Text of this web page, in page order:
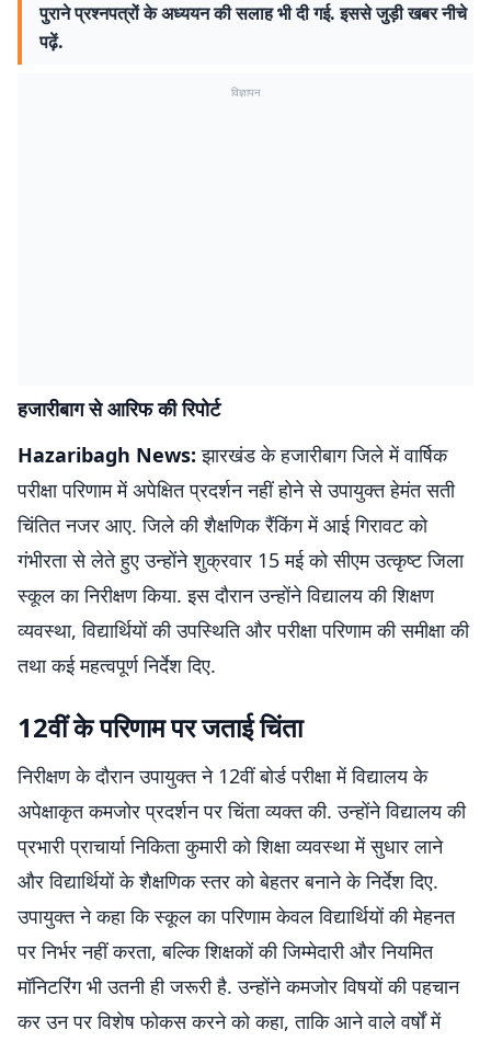
पुराने प्रश्नपत्रों के अध्ययन की सलाह भी दी गई. इससे जुड़ी खबर नीचे
पढ़ें.
विज्ञापन
हजारीबाग से आरिफ की रिपोर्ट
Hazaribagh News:झारखंड के हजारीबाग जिले में वार्षिक
परीक्षा परिणाम में अपेक्षित प्रदर्शन नहीं होने से उपायुक्त हेमंत सती
चिंतित नजर आए. जिले की शैक्षणिक रैंकिंग में आई गिरावट को
गंभीरता से लेते हुए उन्होंने शुक्रवार 15 मई को सीएम उत्कृष्ट जिला
स्कूल का निरीक्षण किया. इस दौरान उन्होंने विद्यालय की शिक्षण
व्यवस्था, विद्यार्थियों की उपस्थिति और परीक्षा परिणाम की समीक्षा की
तथा कई महत्वपूर्ण निर्देश दिए.
12वीं के परिणाम पर जताई चिंता
निरीक्षण के दौरान उपायुक्त ने 12वीं बोर्ड परीक्षा में विद्यालय के
अपेक्षाकृत कमजोर प्रदर्शन पर चिंता व्यक्त की. उन्होंने विद्यालय की
प्रभारी प्राचार्या निकिता कुमारी को शिक्षा व्यवस्था में सुधार लाने
और विद्यार्थियों के शैक्षणिक स्तर को बेहतर बनाने के निर्देश दिए.
उपायुक्त ने कहा कि स्कूल का परिणाम केवल विद्यार्थियों की मेहनत
पर निर्भर नहीं करता, बल्कि शिक्षकों की जिम्मेदारी और नियमित
मॉनिटरिंग भी उतनी ही जरूरी है. उन्होंने कमजोर विषयों की पहचान
कर उन पर विशेष फोकस करने को कहा, ताकि आने वाले वर्षों में